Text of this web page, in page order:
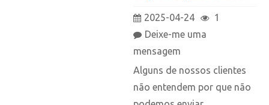
2025-04-24
1
Deixe-me uma
mensagem
Alguns de nossos clientes
não entendem por que não